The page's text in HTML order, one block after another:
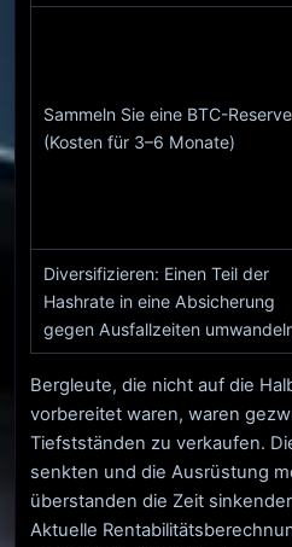
Sammeln Sie eine BTC-Reserve
(Kosten für 3–6 Monate)
Diversifizieren: Einen Teil der
Hashrate in eine Absicherung
gegen Ausfallzeiten
Bergleute, die nicht auf die
vorbereitet waren, waren
Tiefstständen zu verkaufen.
senkten und die Ausrüstung
überstanden die Zeit
Aktuelle